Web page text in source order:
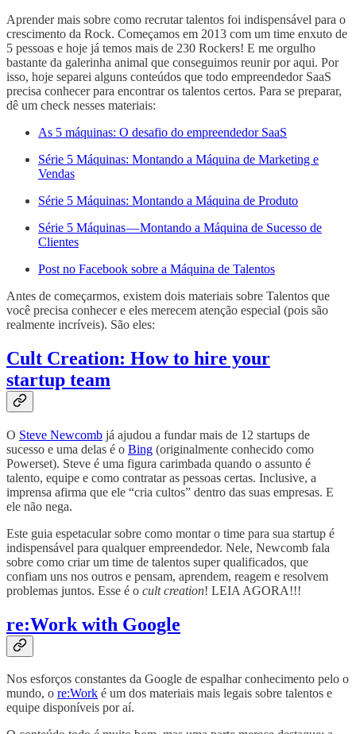
Aprender mais sobre como recrutar talentos foi indispensável para o
crescimento da Rock. Começamos em 2013 com um time enxuto de
5 pessoas e hoje já temos mais de 230 Rockers! E me orgulho
bastante da galerinha animal que conseguimos reunir por aqui. Por
isso, hoje separei alguns conteúdos que todo empreendedor SaaS
precisa conhecer para encontrar os talentos certos. Para se preparar,
dê um check nesses materiais:
As 5 máquinas: O desafio do empreendedor SaaS
Série 5 Máquinas: Montando a Máquina de Marketing e
Vendas
Série 5 Máquinas: Montando a Máquina de Produto
Série 5 Máquinas — Montando a Máquina de Sucesso de
Clientes
Post no Facebook sobre a Máquina de Talentos
Antes de começarmos, existem dois materiais sobre Talentos que
você precisa conhecer e eles merecem atenção especial (pois são
realmente incríveis). São eles:
Cult Creation: How to hire your
startup team
O Steve Newcomb já ajudou a fundar mais de 12 startups de
sucesso e uma delas é o Bing (originalmente conhecido como
Powerset). Steve é uma figura carimbada quando o assunto é
talento, equipe e como contratar as pessoas certas. Inclusive, a
imprensa afirma que ele “cria cultos” dentro das suas empresas. E
ele não nega.
Este guia espetacular sobre como montar o time para sua startup é
indispensável para qualquer empreendedor. Nele, Newcomb fala
sobre como criar um time de talentos super qualificados, que
confiam uns nos outros e pensam, aprendem, reagem e resolvem
problemas juntos. Esse é o cult creation! LEIA AGORA!!!
re:Work with Google
Nos esforços constantes da Google de espalhar conhecimento pelo o
mundo, o re:Work é um dos materiais mais legais sobre talentos e
equipe disponíveis por aí.